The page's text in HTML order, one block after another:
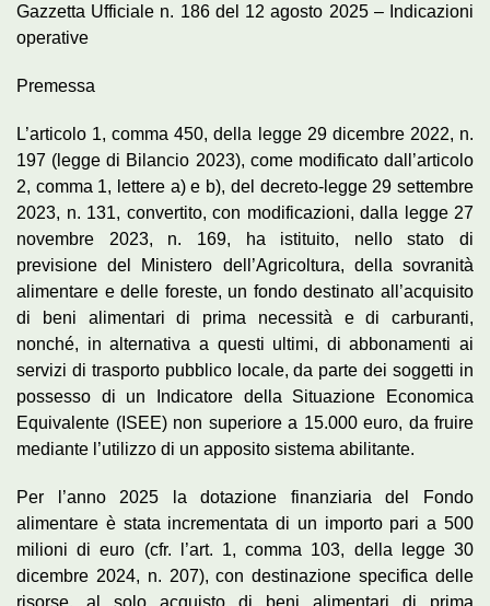
Gazzetta Ufficiale n. 186 del 12 agosto 2025 – Indicazioni
operative
Premessa
L’articolo 1, comma 450, della legge 29 dicembre 2022, n.
197 (legge di Bilancio 2023), come modificato dall’articolo
2, comma 1, lettere a) e b), del decreto-legge 29 settembre
2023, n. 131, convertito, con modificazioni, dalla legge 27
novembre 2023, n. 169, ha istituito, nello stato di
previsione del Ministero dell’Agricoltura, della sovranità
alimentare e delle foreste, un fondo destinato all’acquisito
di beni alimentari di prima necessità e di carburanti,
nonché, in alternativa a questi ultimi, di abbonamenti ai
servizi di trasporto pubblico locale, da parte dei soggetti in
possesso di un Indicatore della Situazione Economica
Equivalente (ISEE) non superiore a 15.000 euro, da fruire
mediante l’utilizzo di un apposito sistema abilitante.
Per l’anno 2025 la dotazione finanziaria del Fondo
alimentare è stata incrementata di un importo pari a 500
milioni di euro (cfr. l’art. 1, comma 103, della legge 30
dicembre 2024, n. 207), con destinazione specifica delle
risorse, al solo acquisto di beni alimentari di prima